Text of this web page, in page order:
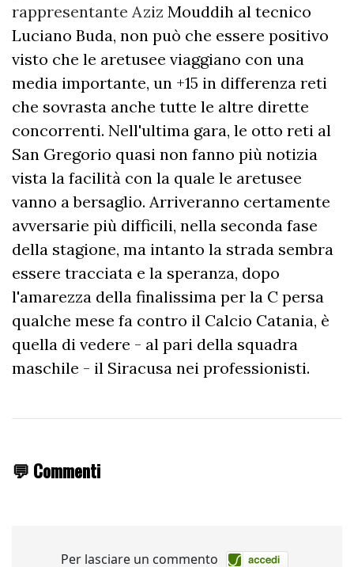
rappresentante Aziz Mouddih al tecnico
Luciano Buda, non può che essere positivo
visto che le aretusee viaggiano con una
media importante, un +15 in differenza reti
che sovrasta anche tutte le altre dirette
concorrenti. Nell'ultima gara, le otto reti al
San Gregorio quasi non fanno più notizia
vista la facilità con la quale le aretusee
vanno a bersaglio. Arriveranno certamente
avversarie più difficili, nella seconda fase
della stagione, ma intanto la strada sembra
essere tracciata e la speranza, dopo
l'amarezza della finalissima per la C persa
qualche mese fa contro il Calcio Catania, è
quella di vedere - al pari della squadra
maschile - il Siracusa nei professionisti.
💬 Commenti